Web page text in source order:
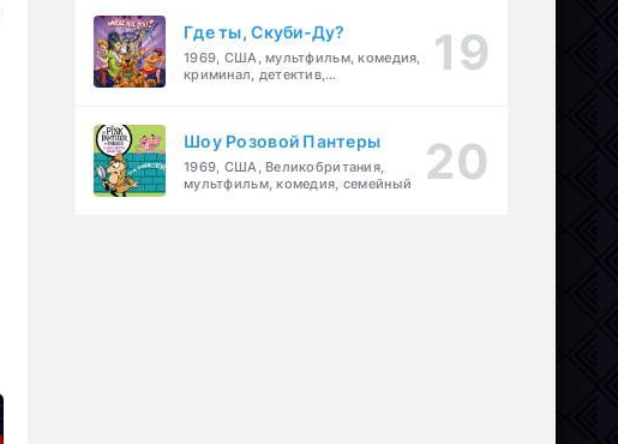
Где ты, Скуби-Ду?
1969, США, мультфильм, комедия,
криминал, детектив,
Шоу Розовой Пантеры
1969, США, Великобритания,
мультфильм, комедия, семейный